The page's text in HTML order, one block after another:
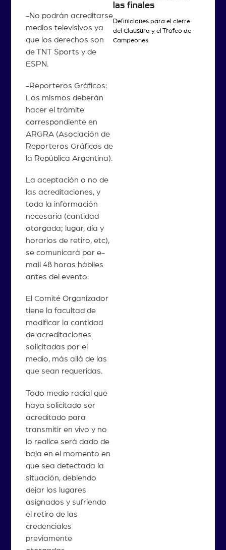
-No podrán acreditarse
medios televisivos ya
que los derechos son
de TNT Sports y de
ESPN.
-Reporteros Gráficos:
Los mismos deberán
hacer el trámite
correspondiente en
ARGRA (Asociación de
Reporteros Gráficos de
la República Argentina).
La aceptación o no de
las acreditaciones, y
toda la información
necesaria (cantidad
otorgada; lugar, día y
horarios de retiro, etc),
se comunicará por e-
mail 48 horas hábiles
antes del evento.
El Comité Organizador
tiene la facultad de
modificar la cantidad
de acreditaciones
solicitadas por el
medio, más allá de las
que sean requeridas.
Todo medio radial que
haya solicitado ser
acreditado para
transmitir en vivo y no
lo realice será dado de
baja en el momento en
que sea detectada la
situación, debiendo
dejar los lugares
asignados y sufriendo
el retiro de las
credenciales
previamente
las finales
Definiciones para el cierre
del Clausura y el Trofeo de
Campeones.